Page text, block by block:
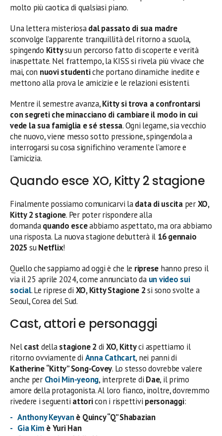
molto più caotica di qualsiasi piano.
Una lettera misteriosadal passato di sua madre
sconvolge l’apparente tranquillità del ritorno a scuola,
spingendo Kittysu un percorso fatto di scoperte e verità
inaspettate. Nel frattempo, la KISS si rivela più vivace che
mai, con nuovi studentiche portano dinamiche inedite e
mettono alla prova le amicizie e le relazioni esistenti.
Mentre il semestre avanza,Kitty si trova a confrontarsi
con segreti che minacciano di cambiare il modo in cui
vede la sua famiglia e sé stessa. Ogni legame, sia vecchio
che nuovo, viene messo sotto pressione, spingendola a
interrogarsi su cosa significhino veramente l’amore e
l’amicizia.
Quando esce XO, Kitty 2 stagione
Finalmente possiamo comunicarvi ladata di uscitaperXO,
Kitty 2 stagione. Per poter rispondere alla
domandaquando esceabbiamo aspettato, ma ora abbiamo
una risposta. La nuova stagione debutterà il 16 gennaio
2025 suNetflix!
Quello che sappiamo ad oggi è che le riprese hanno preso il
via il 25 aprile 2024, come annunciato da un video sui
social. Le riprese di XO, Kitty Stagione 2si sono svolte a
Seoul, Corea del Sud.
Cast, attori e personaggi
Nelcastdellastagione 2 di XO, Kittyci aspettiamo il
ritorno ovviamente di Anna Cathcart, nei panni di
Katherine “Kitty” Song-Covey. Lo stesso dovrebbe valere
anche per Choi Min-yeong, interprete di Dae, il primo
amore della protagonista. Al loro fianco, inoltre, dovremmo
rivedere i seguenti attoricon i rispettivi personaggi:
Anthony Keyvanè Quincy “Q” Shabazian
Gia Kim è Yuri Han